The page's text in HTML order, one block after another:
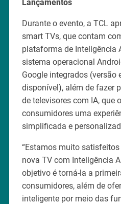
Lançamentos
Durante o evento, a TCL
smart TVs, que contam
plataforma de Inteligência
sistema operacional
Google integrados (versão
disponível), além de fazer
de televisores com IA, que
consumidores uma
simplificada e
“Estamos muito
nova TV com Inteligência
objetivo é torná-la a
consumidores, além de
inteligente por meio das